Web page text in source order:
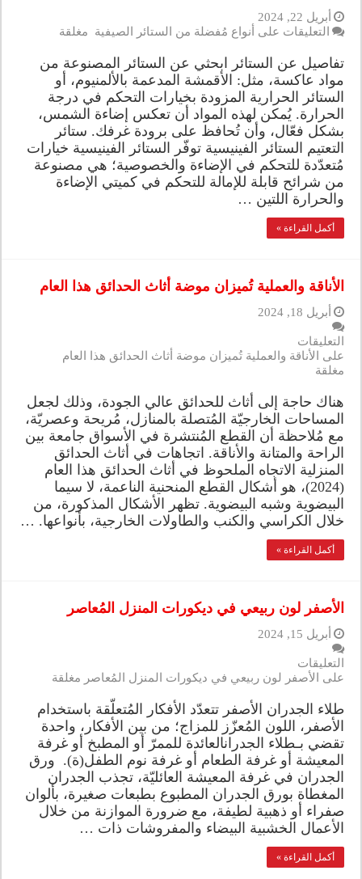
أبريل 22, 2024
التعليقات على أنواع مُفضلة من الستائر الصيفية مغلقة
تفاصيل عن الستائر ابحثي عن الستائر المصنوعة من
مواد عاكسة، مثل: الأقمشة المدعمة بالألمنيوم، أو
الستائر الحرارية المزودة بخيارات التحكم في درجة
الحرارة. يُمكن لهذه المواد أن تعكس إضاءة الشمس،
بشكل فعّال، وأن تُحافظ على برودة غرفك. ستائر
التعتيم الستائر الفينيسية توفّر الستائر الفينيسية خيارات
مُتعدّدة للتحكم في الإضاءة والخصوصية؛ هي مصنوعة
من شرائح قابلة للإمالة للتحكم في كميتي الإضاءة
والحرارة اللتين …
أكمل القراءة »
الأناقة والعملية تُميزان موضة أثاث الحدائق هذا العام
أبريل 18, 2024
التعليقات
على الأناقة والعملية تُميزان موضة أثاث الحدائق هذا العام
مغلقة
هناك حاجة إلى أثاث للحدائق عالي الجودة، وذلك لجعل
المساحات الخارجيّة المُتصلة بالمنازل، مُريحة وعصريّة،
مع مُلاحظة أن القطع المُنتشرة في الأسواق جامعة بين
الراحة والمتانة والأناقة. اتجاهات في أثاث الحدائق
المنزلية الاتجاه الملحوظ في أثاث الحدائق هذا العام
(2024)، هو أشكال القطع المنحنية الناعمة، لا سيما
البيضوية وشبه البيضوية. تظهر الأشكال المذكورة، من
خلال الكراسي والكنب والطاولات الخارجية، بأنواعها. …
أكمل القراءة »
الأصفر لون ربيعي في ديكورات المنزل المُعاصر
أبريل 15, 2024
التعليقات
على الأصفر لون ربيعي في ديكورات المنزل المُعاصر مغلقة
طلاء الجدران الأصفر تتعدّد الأفكار المُتعلّقة باستخدام
الأصفر، اللون المُعزّز للمزاج؛ من بين الأفكار، واحدة
تقضي بـطلاء الجدرانالعائدة للممرّ أو المطبخ أو غرفة
المعيشة أو غرفة الطعام أو غرفة نوم الطفل(ة). ورق
الجدران في غرفة المعيشة العائليّة، تجذب الجدران
المغطاة بورق الجدران المطبوع بطبعات صغيرة، بألوان
صفراء أو ذهبية لطيفة، مع ضرورة الموازنة من خلال
الأعمال الخشبية البيضاء والمفروشات ذات …
أكمل القراءة »